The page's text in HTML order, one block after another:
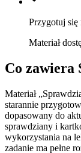
Przygotuj się
Materiał
Co zawiera
Materiał
starannie
dopasowany do
sprawdziany i
wykorzystania na
zadanie ma pełne